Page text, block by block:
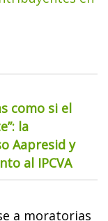
como si el
la
Aapresid y
al IPCVA
a moratorias